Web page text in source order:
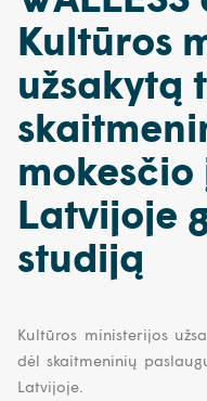
Kultūros
užsakytą
Latvijoje
studiją
Kultūros ministerijos
dėl skaitmeninių
Latvijoje.